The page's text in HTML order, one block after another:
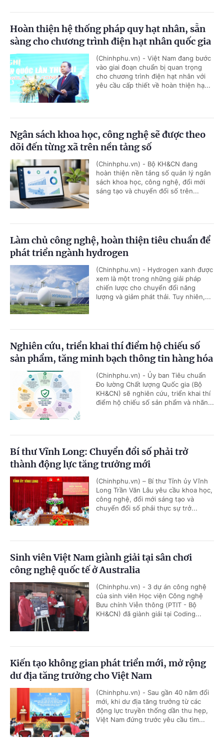
Hoàn thiện hệ thống pháp quy hạt nhân, sẵn
sàng cho chương trình điện hạt nhân quốc gia
(Chinhphu.vn) - Việt Nam đang bước
vào giai đoạn chuẩn bị quan trọng
cho chương trình điện hạt nhân với
yêu cầu cấp thiết về hoàn thiện hạ...
Ngân sách khoa học, công nghệ sẽ được theo
dõi đến từng xã trên nền tảng số
(Chinhphu.vn) - Bộ KH&CN đang
hoàn thiện nền tảng số quản lý ngân
sách khoa học, công nghệ, đổi mới
sáng tạo và chuyển đổi số trên...
Làm chủ công nghệ, hoàn thiện tiêu chuẩn để
phát triển ngành hydrogen
(Chinhphu.vn) - Hydrogen xanh được
xem là một trong những giải pháp
chiến lược cho chuyển đổi năng
lượng và giảm phát thải. Tuy nhiên,...
Nghiên cứu, triển khai thí điểm hộ chiếu số
sản phẩm, tăng minh bạch thông tin hàng hóa
(Chinhphu.vn) - Ủy ban Tiêu chuẩn
Đo lường Chất lượng Quốc gia (Bộ
KH&CN) sẽ nghiên cứu, triển khai thí
điểm hộ chiếu số sản phẩm và nhãn...
Bí thư Vĩnh Long: Chuyển đổi số phải trở
thành động lực tăng trưởng mới
(Chinhphu.vn) – Bí thư Tỉnh ủy Vĩnh
Long Trần Văn Lâu yêu cầu khoa học,
công nghệ, đổi mới sáng tạo và
chuyển đổi số phải thực sự trở...
Sinh viên Việt Nam giành giải tại sân chơi
công nghệ quốc tế ở Australia
(Chinhphu.vn) - 3 dự án công nghệ
của sinh viên Học viện Công nghệ
Bưu chính Viễn thông (PTIT - Bộ
KH&CN) đã giành giải tại Coding...
Kiến tạo không gian phát triển mới, mở rộng
dư địa tăng trưởng cho Việt Nam
(Chinhphu.vn) - Sau gần 40 năm đổi
mới, khi dư địa tăng trưởng từ các
động lực truyền thống dần thu hẹp,
Việt Nam đứng trước yêu cầu tìm...